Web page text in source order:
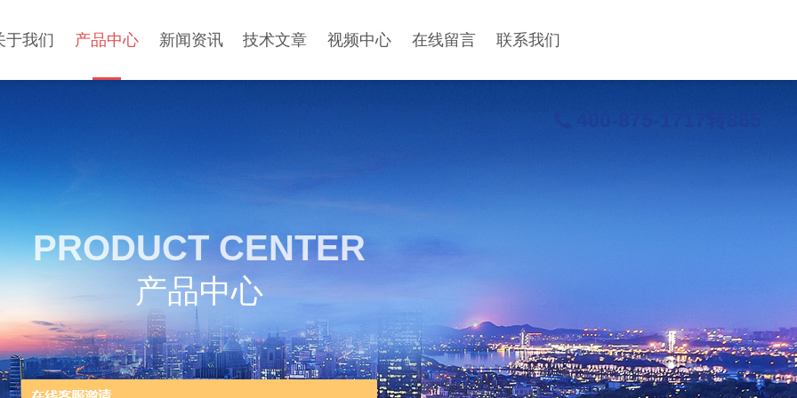
于我们 产品中心 新闻资讯 技术文章 视频中心 在线留言 联系我们
PRODUCT CENTER
产品中心